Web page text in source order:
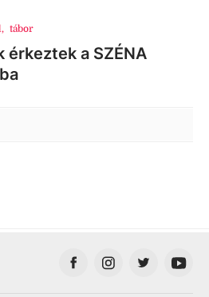
, tábor
a SZÉNA